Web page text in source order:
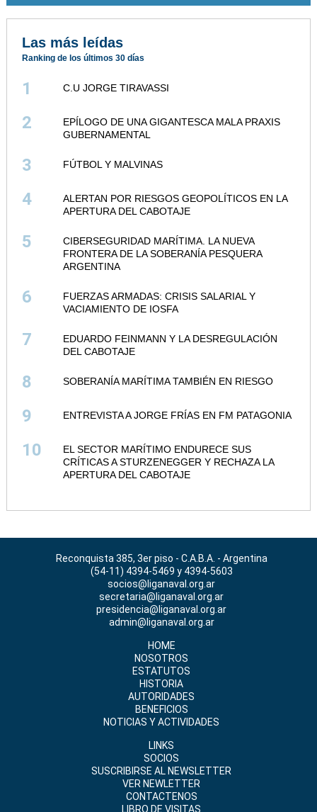
Las más leídas
Ranking de los últimos 30 días
1 C.U JORGE TIRAVASSI
2
EPÍLOGO DE UNA GIGANTESCA MALA PRAXIS
GUBERNAMENTAL
3 FÚTBOL Y MALVINAS
4
ALERTAN POR RIESGOS GEOPOLÍTICOS EN LA
APERTURA DEL CABOTAJE
5
CIBERSEGURIDAD MARÍTIMA. LA NUEVA
FRONTERA DE LA SOBERANÍA PESQUERA
ARGENTINA
6
FUERZAS ARMADAS: CRISIS SALARIAL Y
VACIAMIENTO DE IOSFA
7
EDUARDO FEINMANN Y LA DESREGULACIÓN
DEL CABOTAJE
8 SOBERANÍA MARÍTIMA TAMBIÉN EN RIESGO
9 ENTREVISTA A JORGE FRÍAS EN FM PATAGONIA
10
EL SECTOR MARÍTIMO ENDURECE SUS
CRÍTICAS A STURZENEGGER Y RECHAZA LA
APERTURA DEL CABOTAJE
Reconquista 385, 3er piso - C.A.B.A. - Argentina
(54-11) 4394-5469 y 4394-5603
socios@liganaval.org.ar
secretaria@liganaval.org.ar
presidencia@liganaval.org.ar
admin@liganaval.org.ar
HOME
NOSOTROS
ESTATUTOS
HISTORIA
AUTORIDADES
BENEFICIOS
NOTICIAS Y ACTIVIDADES
LINKS
SOCIOS
SUSCRIBIRSE AL NEWSLETTER
VER NEWLETTER
CONTACTENOS
LIBRO DE VISITAS